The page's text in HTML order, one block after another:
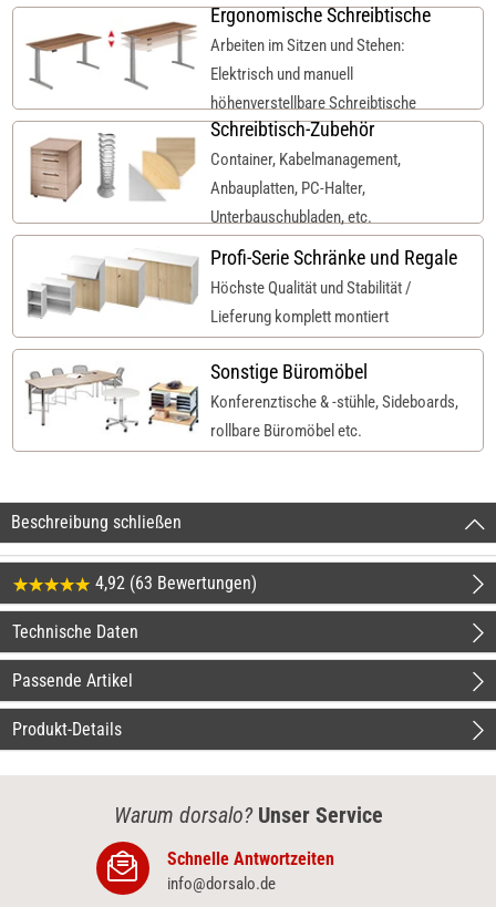
Ergonomische Schreibtische
Arbeiten im Sitzen und Stehen:
Elektrisch und manuell
höhenverstellbare Schreibtische
Schreibtisch-Zubehör
Container, Kabelmanagement,
Anbauplatten, PC-Halter,
Unterbauschubladen, etc.
Profi-Serie Schränke und Regale
Höchste Qualität und Stabilität /
Lieferung komplett montiert
Sonstige Büromöbel
Konferenztische & -stühle, Sideboards,
rollbare Büromöbel etc.
Beschreibung schließen
4,92 (63 Bewertungen)
Technische Daten
Passende Artikel
Produkt-Details
Warum dorsalo? Unser Service
Schnelle Antwortzeiten
info@dorsalo.de